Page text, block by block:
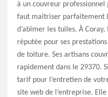
à un couvreur professionnel
faut maitriser parfaitement
d’abîmer les tuiles. À
réputée pour ses
de toiture. Ses artisans
rapidement dans le 29370.
tarif pour l’entretien de
site web de l’entreprise.